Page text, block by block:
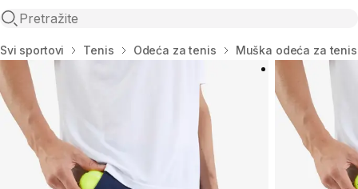
Open search
Početna stranica
Svi sportovi Tenis Odeća za tenis Muška odeća za tenis